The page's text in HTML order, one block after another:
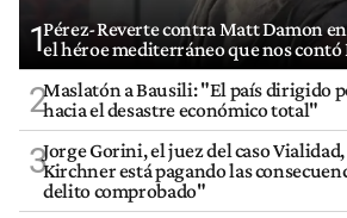
1Pérez-Reverte contra Matt Damon
el héroe mediterráneo que nos
2Maslatón a Bausili: "El país dirigido
hacia el desastre económico total"
3Jorge Gorini, el juez del caso
Kirchner está pagando las
delito comprobado"